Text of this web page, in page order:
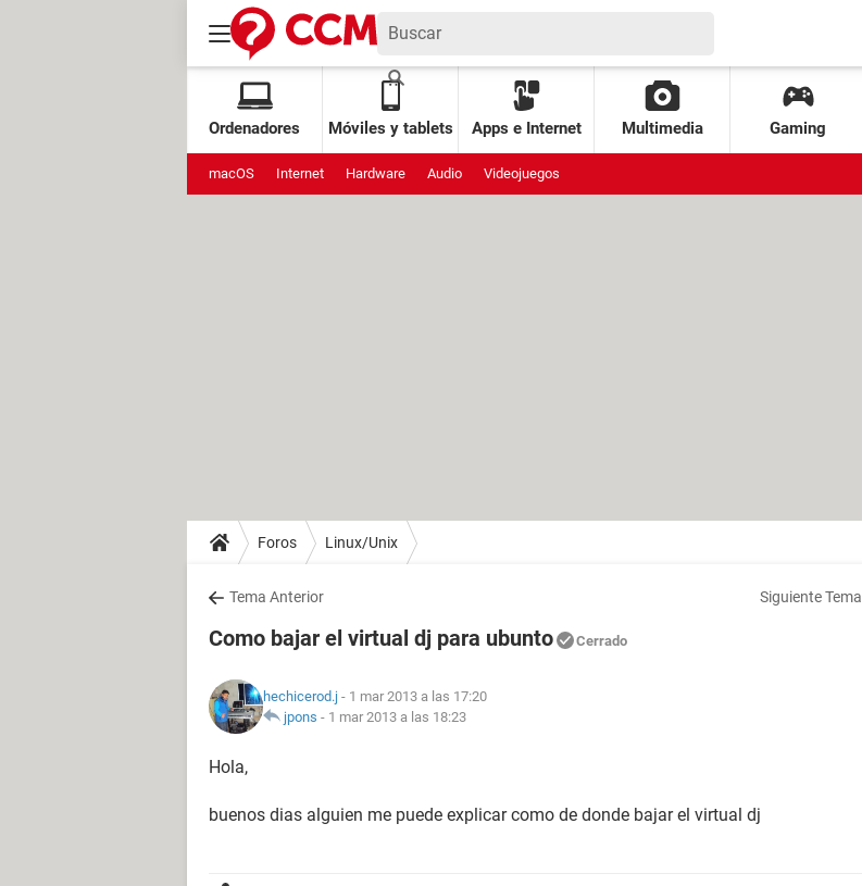
Ordenadores Móviles y tablets Apps e Internet Multimedia Gaming
macOS Internet Hardware Audio Videojuegos
Foros Linux/Unix
Tema Anterior Siguiente Tema
Como bajar el virtual dj para ubunto Cerrado
hechicerod.j - 1 mar 2013 a las 17:20
jpons - 1 mar 2013 a las 18:23
Hola,
buenos dias alguien me puede explicar como de donde bajar el virtual dj